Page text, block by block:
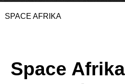
SPACE AFRIKA
Space